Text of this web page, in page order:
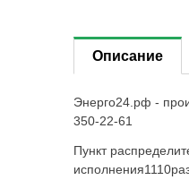
Описание
Энерго24.рф -
350-22-61
Пункт